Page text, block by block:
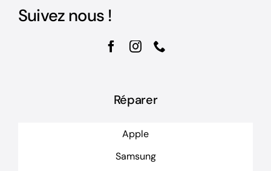
Suivez nous !
Réparer
Apple
Samsung